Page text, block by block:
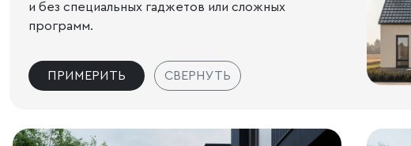
и без специальных гаджетов или сложных
программ.
ПРИМЕРИТЬ СВЕРНУТЬ